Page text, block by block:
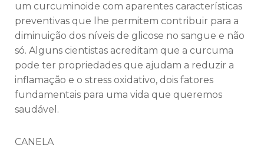
um curcuminoide com aparentes características
preventivas que lhe permitem contribuir para a
diminuição dos níveis de glicose no sangue e não
só. Alguns cientistas acreditam que a curcuma
pode ter propriedades que ajudam a reduzir a
inflamação e o stress oxidativo, dois fatores
fundamentais para uma vida que queremos
saudável.
CANELA